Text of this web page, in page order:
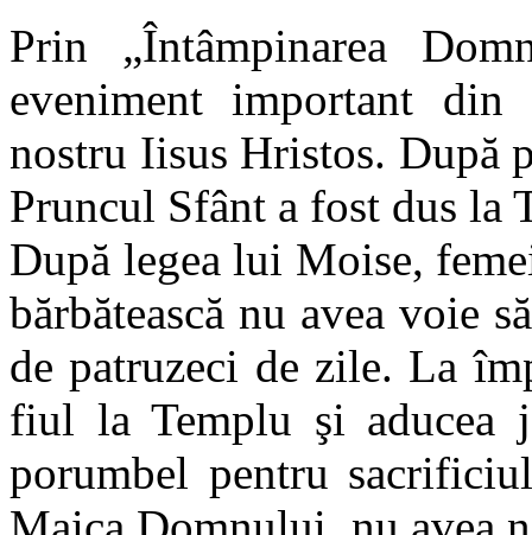
Prin „Întâmpinarea
eveniment important din
nostru Iisus Hristos. După
Pruncul Sfânt a fost dus la
După legea lui Moise,
bărbătească nu avea voie
de patruzeci de zile. La
fiul la Templu şi aducea
porumbel pentru